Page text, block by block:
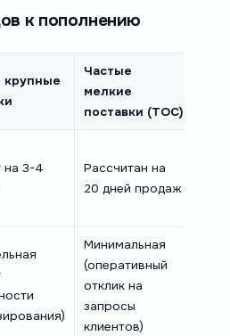
к пополнению
крупные
Частые
мелкие
поставки (ТОС)
на 3-4
Рассчитан на
20 дней продаж
Минимальная
(оперативный
отклик на
запросы
клиентов)